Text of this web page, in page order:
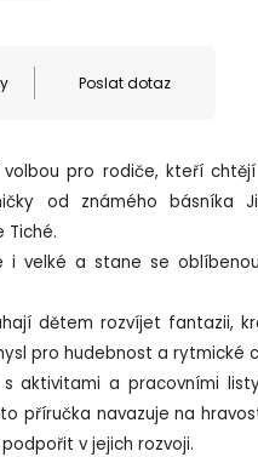
Poslat dotaz
volbou pro rodiče, kteří
od známého básníka
Tiché.
i velké a stane se
dětem rozvíjet fantazii,
pro hudebnost a rytmické
aktivitami a pracovními
příručka navazuje na
v jejich rozvoji.